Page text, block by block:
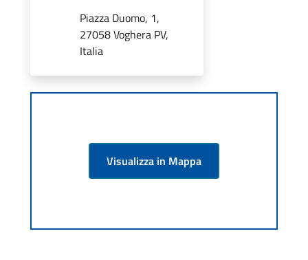
Piazza Duomo, 1,
27058 Voghera PV,
Italia
Visualizza in Mappa